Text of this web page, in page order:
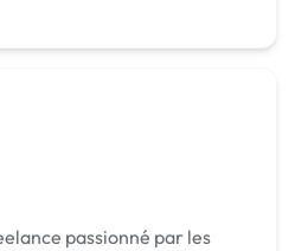
passionné par les